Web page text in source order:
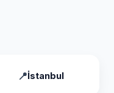
İstanbul